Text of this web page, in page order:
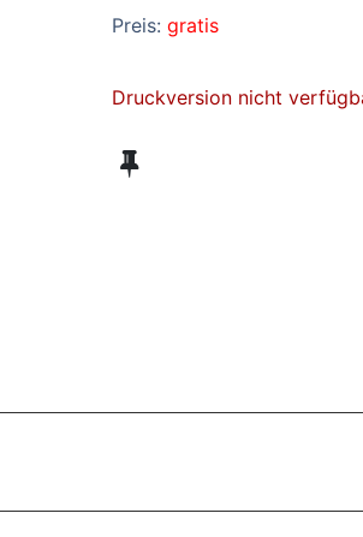
Preis: gratis
Druckversion nicht